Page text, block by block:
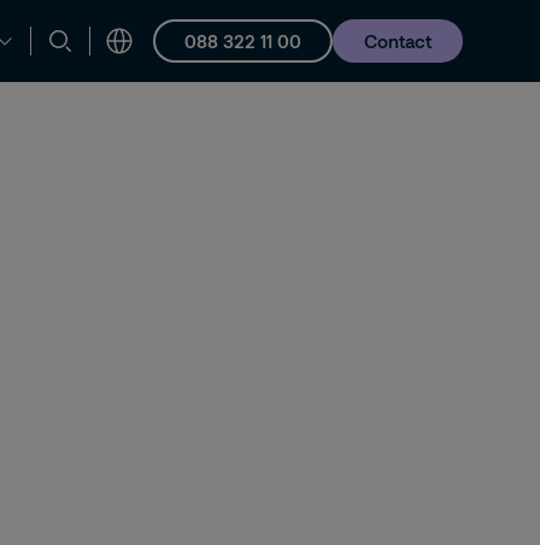
088 322 11 00 Contact
ondersteuning Vacatures